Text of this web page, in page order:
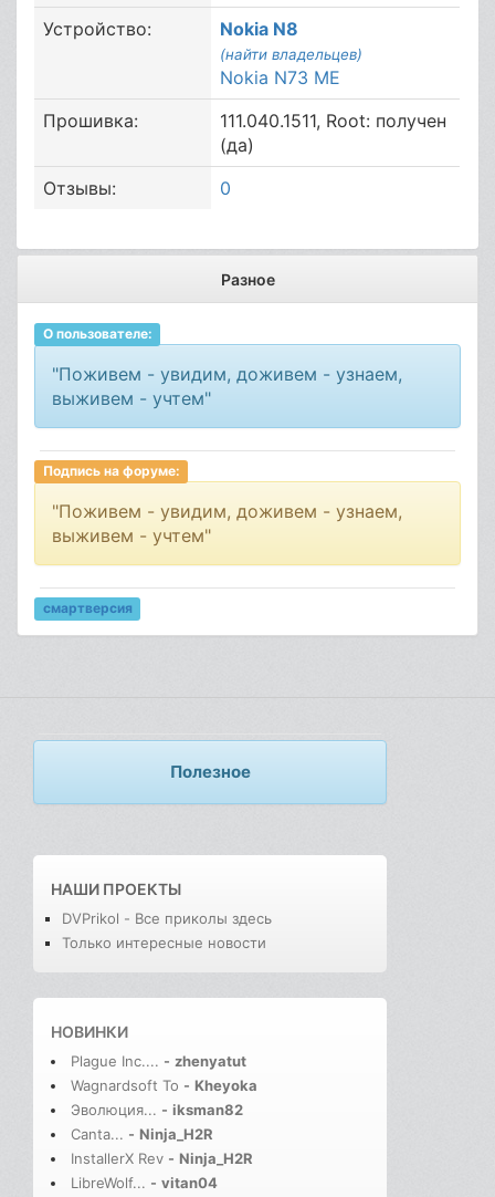
Устройство:
Nokia N8
(найти владельцев)
Nokia N73 ME
Прошивка:
111.040.1511, Root: получен
(да)
Отзывы:
0
Разное
О пользователе:
"Поживем - увидим, доживем - узнаем,
выживем - учтем"
Подпись на форуме:
"Поживем - увидим, доживем - узнаем,
выживем - учтем"
смартверсия
Полезное
НАШИ ПРОЕКТЫ
DVPrikol - Все приколы здесь
Только интересные новости
НОВИНКИ
Plague Inc.... - zhenyatut
Wagnardsoft To - Kheyoka
Эволюция... - iksman82
Canta... - Ninja_H2R
InstallerX Rev - Ninja_H2R
LibreWolf... - vitan04